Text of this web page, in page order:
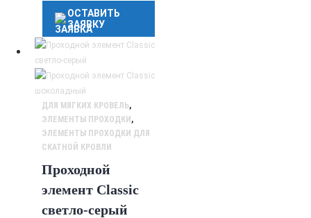
ОСТАВИТЬ
ЗАЯВКУ
ДЛЯ МЯГКИХ КРОВЕЛЬ,
ЭЛЕМЕНТЫ ПРОХОДКИ ,
ЭЛЕМЕНТЫ ПРОХОДКИ ДЛЯ
СКАТНОЙ КРОВЛИ
Проходной
элемент Classic
светло-серый